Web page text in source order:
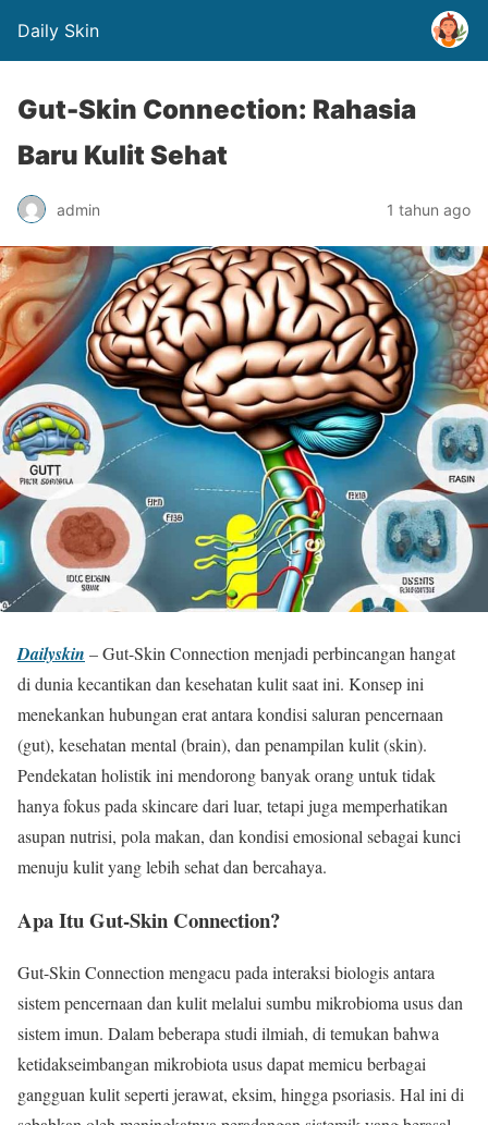
Daily Skin
Gut-Skin Connection: Rahasia
Baru Kulit Sehat
admin 1 tahun ago
Dailyskin – Gut-Skin Connection menjadi perbincangan hangat
di dunia kecantikan dan kesehatan kulit saat ini. Konsep ini
menekankan hubungan erat antara kondisi saluran pencernaan
(gut), kesehatan mental (brain), dan penampilan kulit (skin).
Pendekatan holistik ini mendorong banyak orang untuk tidak
hanya fokus pada skincare dari luar, tetapi juga memperhatikan
asupan nutrisi, pola makan, dan kondisi emosional sebagai kunci
menuju kulit yang lebih sehat dan bercahaya.
Apa Itu Gut-Skin Connection?
Gut-Skin Connection mengacu pada interaksi biologis antara
sistem pencernaan dan kulit melalui sumbu mikrobioma usus dan
sistem imun. Dalam beberapa studi ilmiah, di temukan bahwa
ketidakseimbangan mikrobiota usus dapat memicu berbagai
gangguan kulit seperti jerawat, eksim, hingga psoriasis. Hal ini di